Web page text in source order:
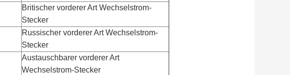
Britischer vorderer Art Wechselstrom-
Stecker
Russischer vorderer Art Wechselstrom-
Stecker
Austauschbarer vorderer Art
Wechselstrom-Stecker